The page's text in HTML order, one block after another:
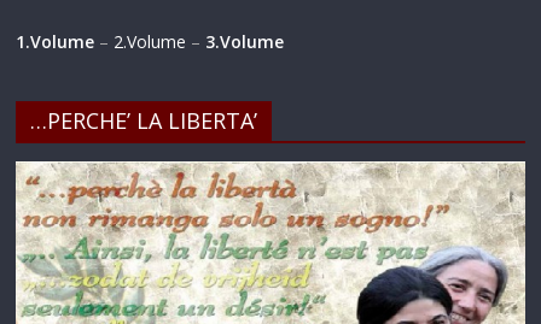
1.Volume – 2.Volume – 3.Volume
…PERCHE’ LA LIBERTA’